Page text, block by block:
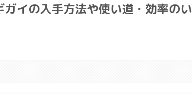
ガイの入手方法や使い道・効率のい